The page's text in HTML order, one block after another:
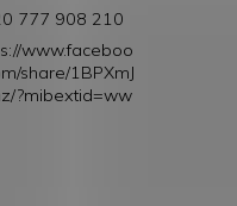
777 908 210
www.faceboo
share/1BPXmJ
?mibextid=ww